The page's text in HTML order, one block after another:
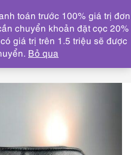
DANH MỤC
BẬT PRADA
1660-Ví
Round zip wallet-Đã
toán trước 100% giá trị đơn
chuyển khoản đặt cọc 20%
giá trị trên 1.5 triệu sẽ được
Bỏ qua